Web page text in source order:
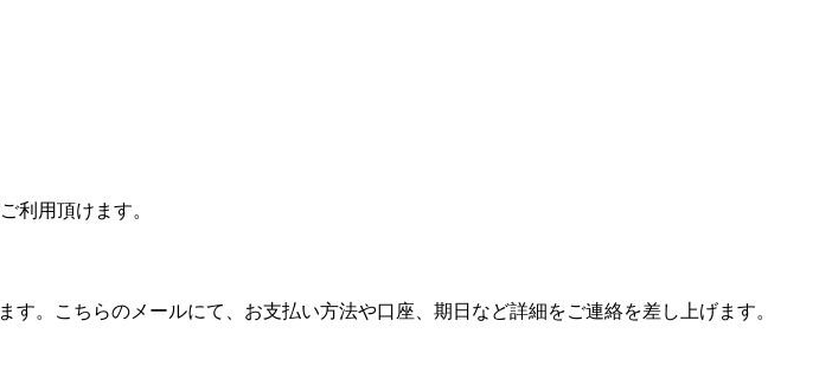
利用頂けます。
。こちらのメールにて、お支払い方法や口座、期日など詳細をご連絡を差し上げます。